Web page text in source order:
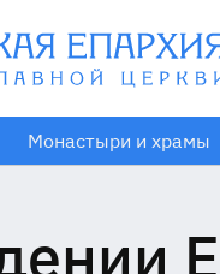
Монастыри и храмы